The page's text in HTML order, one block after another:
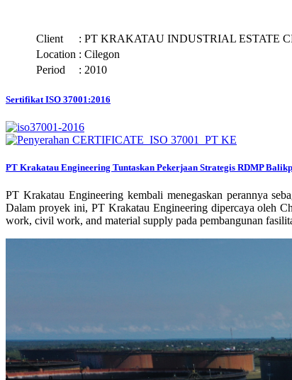
Client : PT KRAKATAU INDUSTRIAL ESTATE
Location : Cilegon
Period
: 2010
Sertifikat ISO 37001:2016
PT Krakatau Engineering Tuntaskan Pekerjaan Strategis RDMP
PT Krakatau Engineering kembali menegaskan perannya
Dalam proyek ini, PT Krakatau Engineering dipercaya oleh
work, civil work, and material supply pada pembangunan